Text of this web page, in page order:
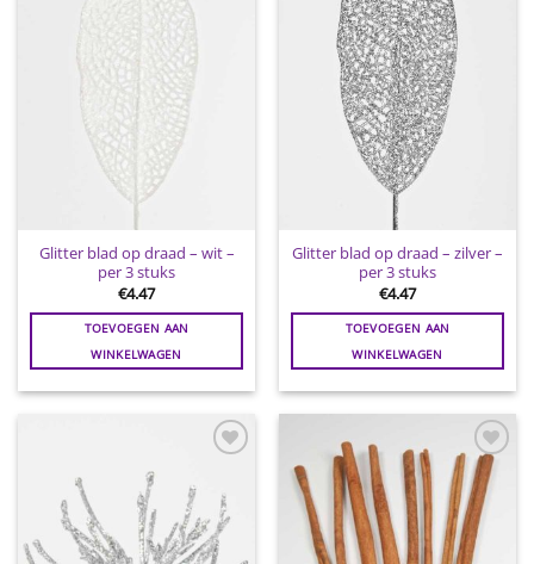
Glitter blad op draad – wit –
per 3 stuks
€4.47
TOEVOEGEN AAN
WINKELWAGEN
Glitter blad op draad – zilver –
per 3 stuks
€4.47
TOEVOEGEN AAN
WINKELWAGEN
wenslijst
Toevoegen
aan
wenslijst